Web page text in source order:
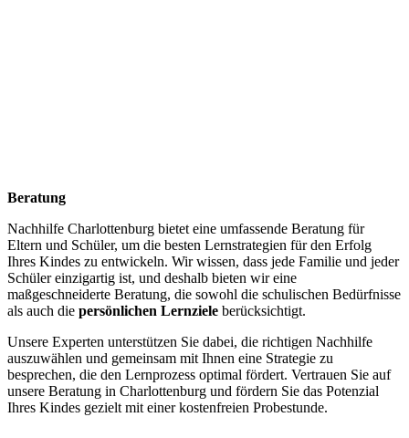
Beratung
Nachhilfe Charlottenburg bietet eine umfassende Beratung für
Eltern und Schüler, um die besten Lernstrategien für den Erfolg
Ihres Kindes zu entwickeln. Wir wissen, dass jede Familie und jeder
Schüler einzigartig ist, und deshalb bieten wir eine
maßgeschneiderte Beratung, die sowohl die schulischen Bedürfnisse
als auch die persönlichen Lernziele berücksichtigt.
Unsere Experten unterstützen Sie dabei, die richtigen Nachhilfe
auszuwählen und gemeinsam mit Ihnen eine Strategie zu
besprechen, die den Lernprozess optimal fördert. Vertrauen Sie auf
unsere Beratung in Charlottenburg und fördern Sie das Potenzial
Ihres Kindes gezielt mit einer kostenfreien Probestunde.